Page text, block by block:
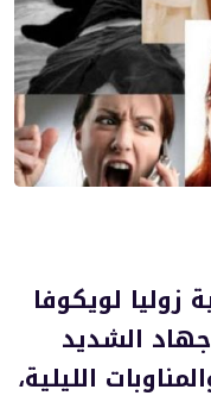
لويكوفا
الشديد
الليلية،